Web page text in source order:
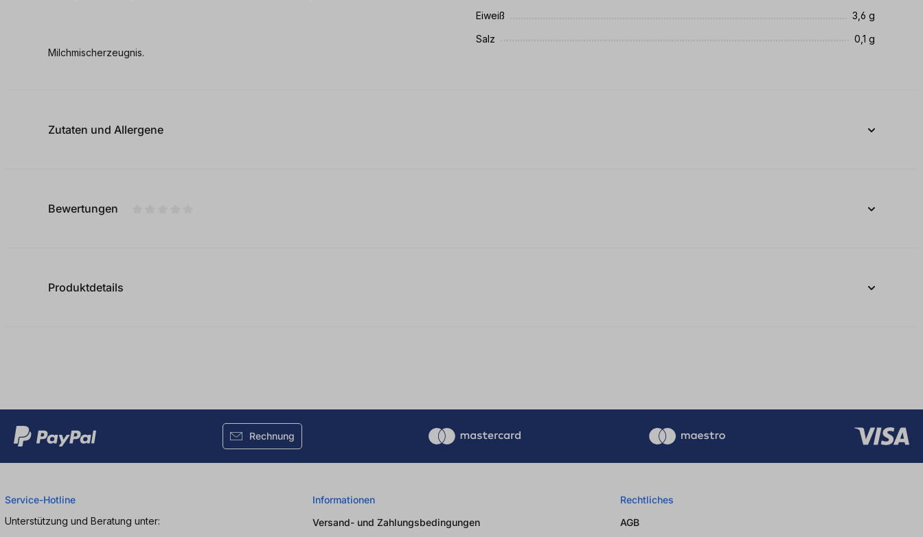
Milchmischerzeugnis.
Eiweiß
3,6 g
Salz
0,1 g
Zutaten und Allergene
Bewertungen
Produktdetails
Rechnung
Service-Hotline
Unterstützung und Beratung unter:
Informationen
Versand- und Zahlungsbedingungen
Rechtliches
AGB